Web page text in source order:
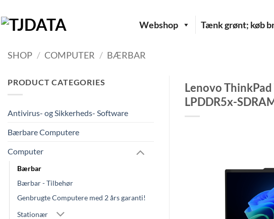
til
indhold
Webshop Tænk grønt; køb
SHOP / COMPUTER / BÆRBAR
PRODUCT CATEGORIES
Antivirus- og Sikkerheds- Software
Bærbare Computere
Computer
Bærbar
Bærbar - Tilbehør
Genbrugte Computere med 2 års garanti!
Stationær
Lenovo
LPDDR5x-